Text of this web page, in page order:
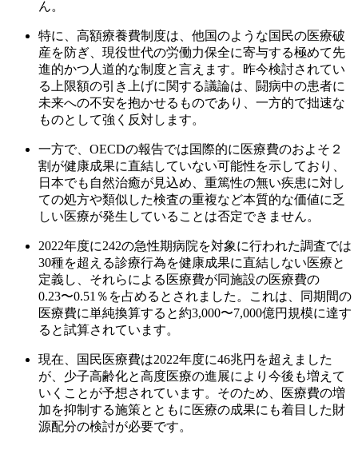
ん。
特に、高額療養費制度は、他国のような国民の医療破
産を防ぎ、現役世代の労働力保全に寄与する極めて先
進的かつ人道的な制度と言えます。昨今検討されてい
る上限額の引き上げに関する議論は、闘病中の患者に
未来への不安を抱かせるものであり、一方的で拙速な
ものとして強く反対します。
一方で、OECDの報告では国際的に医療費のおよそ２
割が健康成果に直結していない可能性を示しており、
日本でも自然治癒が見込め、重篤性の無い疾患に対し
ての処方や類似した検査の重複など本質的な価値に乏
しい医療が発生していることは否定できません。
2022年度に242の急性期病院を対象に行われた調査では
30種を超える診療行為を健康成果に直結しない医療と
定義し、それらによる医療費が同施設の医療費の
0.23〜0.51％を占めるとされました。これは、同期間の
医療費に単純換算すると約3,000〜7,000億円規模に達す
ると試算されています。
現在、国民医療費は2022年度に46兆円を超えました
が、少子高齢化と高度医療の進展により今後も増えて
いくことが予想されています。そのため、医療費の増
加を抑制する施策とともに医療の成果にも着目した財
源配分の検討が必要です。